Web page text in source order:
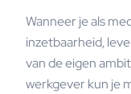
Wanneer je als
inzetbaarheid,
van de eigen
werkgever kun je